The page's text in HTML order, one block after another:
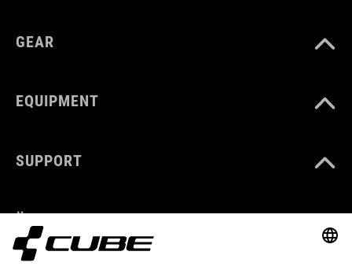
GEAR
EQUIPMENT
SUPPORT
ÜBER UNS